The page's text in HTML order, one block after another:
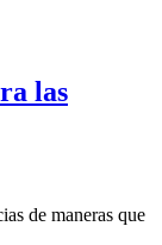
las
de maneras que